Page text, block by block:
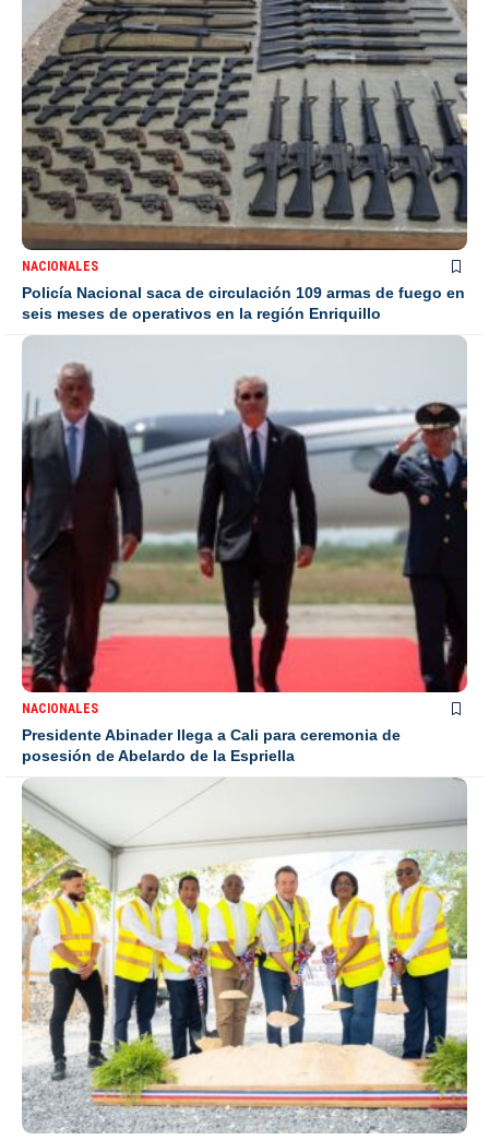
NACIONALES
Policía Nacional saca de circulación 109 armas de fuego en
seis meses de operativos en la región Enriquillo
NACIONALES
Presidente Abinader llega a Cali para ceremonia de
posesión de Abelardo de la Espriella